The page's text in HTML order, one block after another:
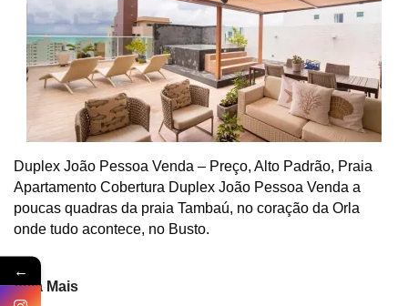
Duplex João Pessoa Venda – Preço, Alto Padrão, Praia
Apartamento Cobertura Duplex João Pessoa Venda a
poucas quadras da praia Tambaú, no coração da Orla
onde tudo acontece, no Busto.
Veja Mais
←